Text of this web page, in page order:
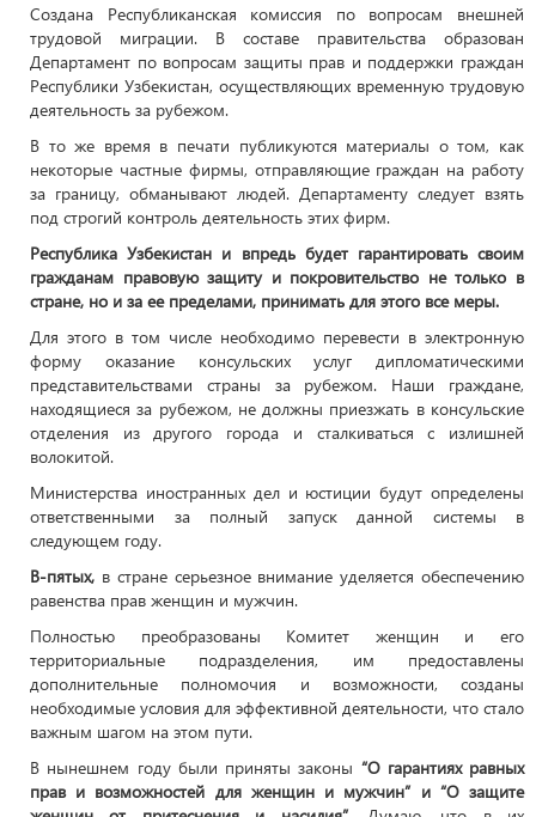
Создана Республиканская комиссия по вопросам внешней
трудовой миграции. В составе правительства образован
Департамент по вопросам защиты прав и поддержки граждан
Республики Узбекистан, осуществляющих временную трудовую
деятельность за рубежом.
В то же время в печати публикуются материалы о том, как
некоторые частные фирмы, отправляющие граждан на работу
за границу, обманывают людей. Департаменту следует взять
под строгий контроль деятельность этих фирм.
Республика Узбекистан и впредь будет гарантировать своим
гражданам правовую защиту и покровительство не только в
стране, но и за ее пределами, принимать для этого все меры.
Для этого в том числе необходимо перевести в электронную
форму оказание консульских услуг дипломатическими
представительствами страны за рубежом. Наши граждане,
находящиеся за рубежом, не должны приезжать в консульские
отделения из другого города и сталкиваться с излишней
волокитой.
Министерства иностранных дел и юстиции будут определены
ответственными за полный запуск данной системы в
следующем году.
В-пятых, в стране серьезное внимание уделяется обеспечению
равенства прав женщин и мужчин.
Полностью преобразованы Комитет женщин и его
территориальные подразделения, им предоставлены
дополнительные полномочия и возможности, созданы
необходимые условия для эффективной деятельности, что стало
важным шагом на этом пути.
В нынешнем году были приняты законы “О гарантиях равных
прав и возможностей для женщин и мужчин” и “О защите